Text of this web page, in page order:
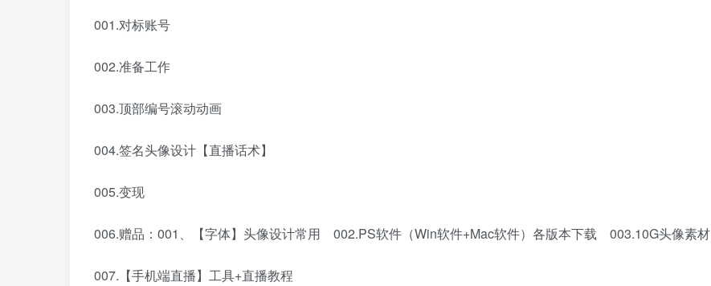
001.对标账号
002.准备工作
003.顶部编号滚动动画
004.签名头像设计【直播话术】
005.变现
006.赠品：001、【字体】头像设计常用 002.PS软件（Win软件+Mac软件）各版本下载 003.10G头像素材
007.【手机端直播】工具+直播教程